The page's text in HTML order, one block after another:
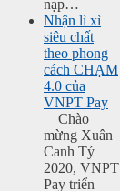
nạp…
Nhận lì xì
siêu chất
theo phong
cách CHẠM
4.0 của
VNPT Pay
Chào
mừng Xuân
Canh Tý
2020, VNPT
Pay triển